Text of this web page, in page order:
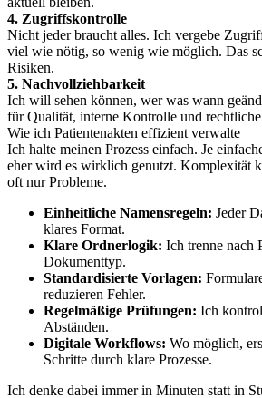
4. Zugriffskontrolle
Nicht jeder braucht alles. Ich vergebe
viel wie nötig, so wenig wie möglich. Das
Risiken.
5. Nachvollziehbarkeit
Ich will sehen können, wer was wann
für Qualität, interne Kontrolle und
Wie ich Patientenakten effizient verwalte
Ich halte meinen Prozess einfach. Je
eher wird es wirklich genutzt. Komplexität
oft nur Probleme.
Einheitliche Namensregeln: Jeder
klares Format.
Klare Ordnerlogik: Ich trenne nach
Dokumenttyp.
Standardisierte Vorlagen:
reduzieren Fehler.
Regelmäßige Prüfungen: Ich
Abständen.
Digitale Workflows: Wo möglich,
Schritte durch klare Prozesse.
Ich denke dabei immer in Minuten statt in